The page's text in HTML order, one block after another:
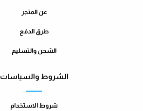
عن المتجر
طرق الدفع
الشحن والتسليم
الشروط والسياسات
شروط الاستخدام